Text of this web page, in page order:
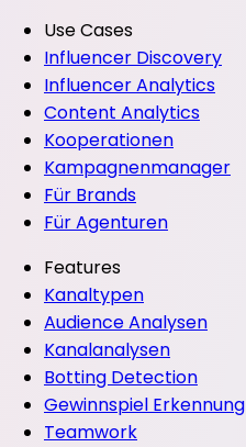
Use Cases
Influencer Discovery
Influencer Analytics
Content Analytics
Kooperationen
Kampagnenmanager
Für Brands
Für Agenturen
Features
Kanaltypen
Audience Analysen
Kanalanalysen
Botting Detection
Gewinnspiel Erkennung
Teamwork